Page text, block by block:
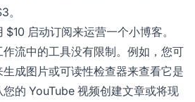
。
启动订阅来运营一个小博客。
流中的工具没有限制。例如，您可
成图片或可读性检查器来查看它是
的 YouTube 视频创建文章或将现